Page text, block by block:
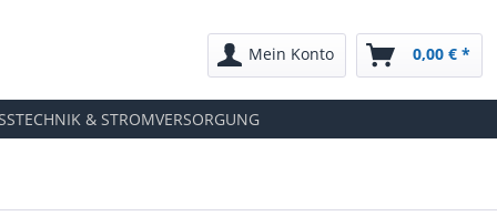
Mein Konto 0,00 € *
& STROMVERSORGUNG